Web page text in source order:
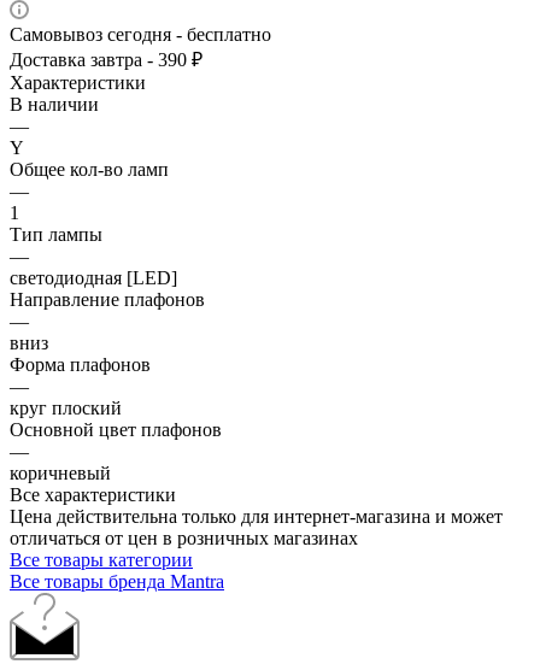
Самовывоз сегодня - бесплатно
Доставка завтра - 390 ₽
Характеристики
В наличии
—
Y
Общее кол-во ламп
—
1
Тип лампы
—
светодиодная [LED]
Направление плафонов
—
вниз
Форма плафонов
—
круг плоский
Основной цвет плафонов
—
коричневый
Все характеристики
Цена действительна только для интернет-магазина и может
отличаться от цен в розничных магазинах
Все товары категории
Все товары бренда Mantra